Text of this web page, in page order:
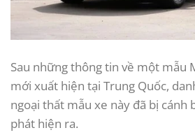
Sau những thông tin về một mẫu
mới xuất hiện tại Trung Quốc,
ngoại thất mẫu xe này đã bị cánh
phát hiện ra.